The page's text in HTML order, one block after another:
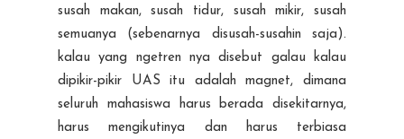
susah makan, susah tidur, susah mikir, susah
semuanya (sebenarnya disusah-susahin saja).
kalau yang ngetren nya disebut galau kalau
dipikir-pikir UAS itu adalah magnet, dimana
seluruh mahasiswa harus berada disekitarnya,
harus mengikutinya dan harus terbiasa